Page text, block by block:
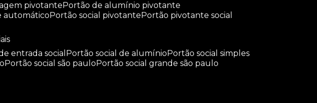
pivotante
portão de alumínio pivotante
automático portão social pivotante
portão pivotante social
entrada social portão social de alumínio
portão social simples
portão social são paulo portão social grande são paulo